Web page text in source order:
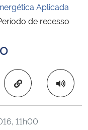
Aplicada
de recesso
Copiar para área
11h00